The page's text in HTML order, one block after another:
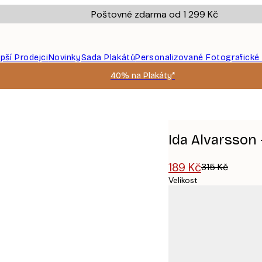
Poštovné zdarma od 1 299 Kč
ProdejciNovinkySada PlakátůPersonalizované Fotografické
40% na Plakáty*
Ida
189 Kč315 Kč
Velikost